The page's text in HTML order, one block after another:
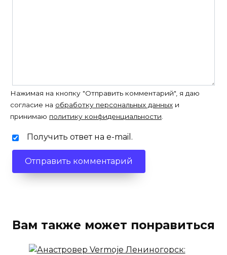
Нажимая на кнопку "Отправить комментарий", я даю
согласие на обработку персональных данных и
принимаю политику конфиденциальности.
Получить ответ на e-mail.
Вам также может понравиться